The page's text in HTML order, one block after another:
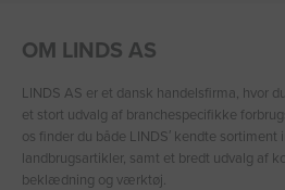
OM LINDS AS
LINDS AS er et dansk handelsfirma, hvor
et stort udvalg af branchespecifikke
os finder du både LINDS′ kendte sortiment
landbrugsartikler, samt et bredt udvalg af
beklædning og værktøj.